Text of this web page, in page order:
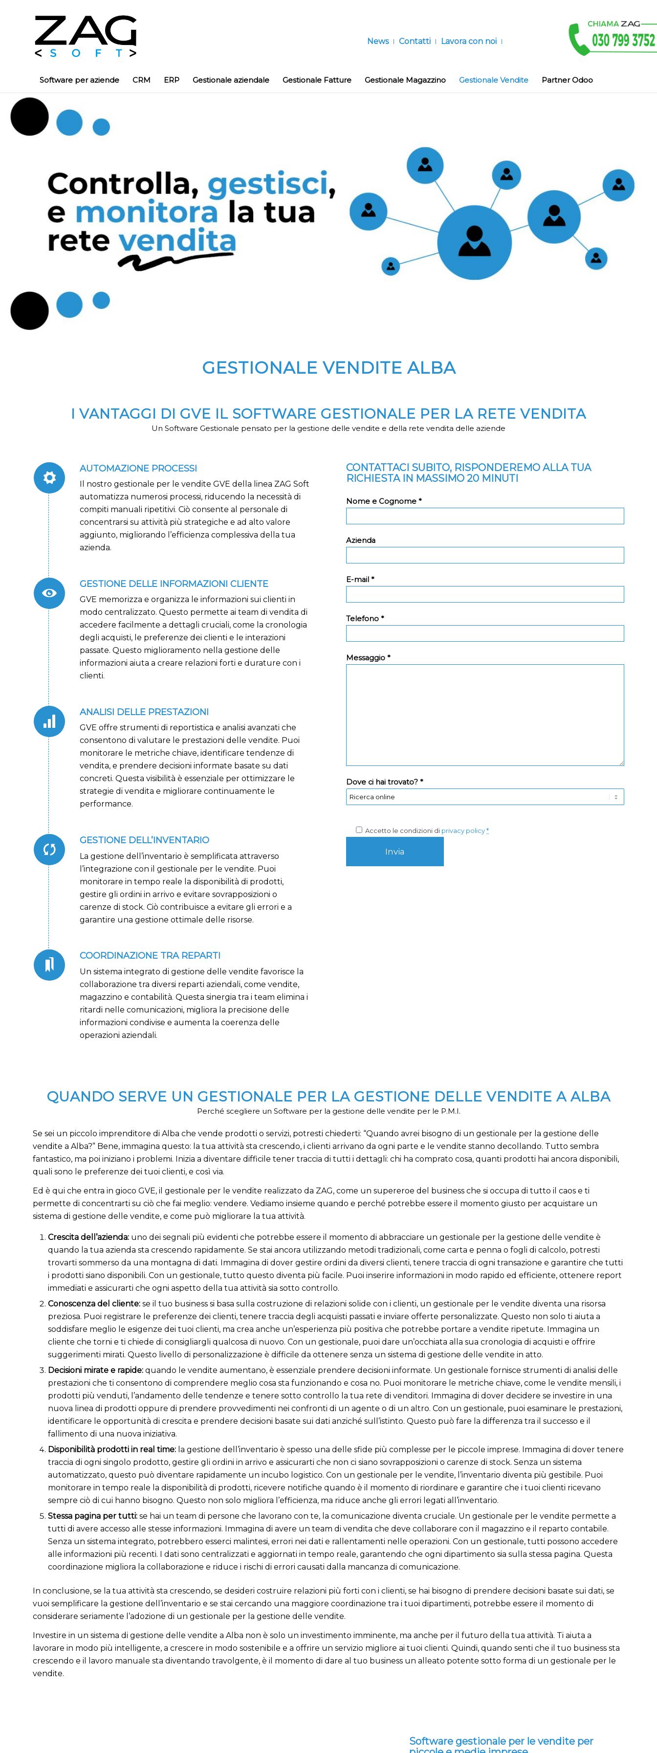
News Contatti Lavora con noi
Software per aziende CRM ERP Gestionale aziendale Gestionale Fatture Gestionale Magazzino Gestionale Vendite Partner Odoo
GESTIONALE VENDITE ALBA
I VANTAGGI DI GVE IL SOFTWARE GESTIONALE PER LA RETE VENDITA
Un Software Gestionale pensato per la gestione delle vendite e della rete vendita delle aziende
AUTOMAZIONE PROCESSI
Il nostro gestionale per le vendite GVE della linea ZAG Soft
automatizza numerosi processi, riducendo la necessità di
compiti manuali ripetitivi. Ciò consente al personale di
concentrarsi su attività più strategiche e ad alto valore
aggiunto, migliorando l’efficienza complessiva della tua
azienda.
GESTIONE DELLE INFORMAZIONI CLIENTE
GVE memorizza e organizza le informazioni sui clienti in
modo centralizzato. Questo permette ai team di vendita di
accedere facilmente a dettagli cruciali, come la cronologia
degli acquisti, le preferenze dei clienti e le interazioni
passate. Questo miglioramento nella gestione delle
informazioni aiuta a creare relazioni forti e durature con i
clienti.
ANALISI DELLE PRESTAZIONI
GVE offre strumenti di reportistica e analisi avanzati che
consentono di valutare le prestazioni delle vendite. Puoi
monitorare le metriche chiave, identificare tendenze di
vendita, e prendere decisioni informate basate su dati
concreti. Questa visibilità è essenziale per ottimizzare le
strategie di vendita e migliorare continuamente le
performance.
GESTIONE DELL’INVENTARIO
La gestione dell’inventario è semplificata attraverso
l’integrazione con il gestionale per le vendite. Puoi
monitorare in tempo reale la disponibilità di prodotti,
gestire gli ordini in arrivo e evitare sovrapposizioni o
carenze di stock. Ciò contribuisce a evitare gli errori e a
garantire una gestione ottimale delle risorse.
COORDINAZIONE TRA REPARTI
Un sistema integrato di gestione delle vendite favorisce la
collaborazione tra diversi reparti aziendali, come vendite,
magazzino e contabilità. Questa sinergia tra i team elimina i
ritardi nelle comunicazioni, migliora la precisione delle
informazioni condivise e aumenta la coerenza delle
operazioni aziendali.
CONTATTACI SUBITO, RISPONDEREMO ALLA TUA
RICHIESTA IN MASSIMO 20 MINUTI
Nome e Cognome *
Azienda
E-mail *
Telefono *
Messaggio *
Dove ci hai trovato? *
Accetto le condizioni di privacy policy *
QUANDO SERVE UN GESTIONALE PER LA GESTIONE DELLE VENDITE A ALBA
Perché scegliere un Software per la gestione delle vendite per le P.M.I.
Se sei un piccolo imprenditore di Alba che vende prodotti o servizi, potresti chiederti: “Quando avrei bisogno di un gestionale per la gestione delle
vendite a Alba?” Bene, immagina questo: la tua attività sta crescendo, i clienti arrivano da ogni parte e le vendite stanno decollando. Tutto sembra
fantastico, ma poi iniziano i problemi. Inizia a diventare difficile tener traccia di tutti i dettagli: chi ha comprato cosa, quanti prodotti hai ancora disponibili,
quali sono le preferenze dei tuoi clienti, e così via.
Ed è qui che entra in gioco GVE, il gestionale per le vendite realizzato da ZAG, come un supereroe del business che si occupa di tutto il caos e ti
permette di concentrarti su ciò che fai meglio: vendere. Vediamo insieme quando e perché potrebbe essere il momento giusto per acquistare un
sistema di gestione delle vendite, e come può migliorare la tua attività.
Crescita dell’azienda: uno dei segnali più evidenti che potrebbe essere il momento di abbracciare un gestionale per la gestione delle vendite è
quando la tua azienda sta crescendo rapidamente. Se stai ancora utilizzando metodi tradizionali, come carta e penna o fogli di calcolo, potresti
trovarti sommerso da una montagna di dati. Immagina di dover gestire ordini da diversi clienti, tenere traccia di ogni transazione e garantire che tutti
i prodotti siano disponibili. Con un gestionale, tutto questo diventa più facile. Puoi inserire informazioni in modo rapido ed efficiente, ottenere report
immediati e assicurarti che ogni aspetto della tua attività sia sotto controllo.
Conoscenza del cliente: se il tuo business si basa sulla costruzione di relazioni solide con i clienti, un gestionale per le vendite diventa una risorsa
preziosa. Puoi registrare le preferenze dei clienti, tenere traccia degli acquisti passati e inviare offerte personalizzate. Questo non solo ti aiuta a
soddisfare meglio le esigenze dei tuoi clienti, ma crea anche un’esperienza più positiva che potrebbe portare a vendite ripetute. Immagina un
cliente che torni e ti chiede di consigliargli qualcosa di nuovo. Con un gestionale, puoi dare un’occhiata alla sua cronologia di acquisti e offrire
suggerimenti mirati. Questo livello di personalizzazione è difficile da ottenere senza un sistema di gestione delle vendite in atto.
Decisioni mirate e rapide: quando le vendite aumentano, è essenziale prendere decisioni informate. Un gestionale fornisce strumenti di analisi delle
prestazioni che ti consentono di comprendere meglio cosa sta funzionando e cosa no. Puoi monitorare le metriche chiave, come le vendite mensili, i
prodotti più venduti, l’andamento delle tendenze e tenere sotto controllo la tua rete di venditori. Immagina di dover decidere se investire in una
nuova linea di prodotti oppure di prendere provvedimenti nei confronti di un agente o di un altro. Con un gestionale, puoi esaminare le prestazioni,
identificare le opportunità di crescita e prendere decisioni basate sui dati anziché sull’istinto. Questo può fare la differenza tra il successo e il
fallimento di una nuova iniziativa.
Disponibilità prodotti in real time: la gestione dell’inventario è spesso una delle sfide più complesse per le piccole imprese. Immagina di dover tenere
traccia di ogni singolo prodotto, gestire gli ordini in arrivo e assicurarti che non ci siano sovrapposizioni o carenze di stock. Senza un sistema
automatizzato, questo può diventare rapidamente un incubo logistico. Con un gestionale per le vendite, l’inventario diventa più gestibile. Puoi
monitorare in tempo reale la disponibilità di prodotti, ricevere notifiche quando è il momento di riordinare e garantire che i tuoi clienti ricevano
sempre ciò di cui hanno bisogno. Questo non solo migliora l’efficienza, ma riduce anche gli errori legati all’inventario.
Stessa pagina per tutti: se hai un team di persone che lavorano con te, la comunicazione diventa cruciale. Un gestionale per le vendite permette a
tutti di avere accesso alle stesse informazioni. Immagina di avere un team di vendita che deve collaborare con il magazzino e il reparto contabile.
Senza un sistema integrato, potrebbero esserci malintesi, errori nei dati e rallentamenti nelle operazioni. Con un gestionale, tutti possono accedere
alle informazioni più recenti. I dati sono centralizzati e aggiornati in tempo reale, garantendo che ogni dipartimento sia sulla stessa pagina. Questa
coordinazione migliora la collaborazione e riduce i rischi di errori causati dalla mancanza di comunicazione.
In conclusione, se la tua attività sta crescendo, se desideri costruire relazioni più forti con i clienti, se hai bisogno di prendere decisioni basate sui dati, se
vuoi semplificare la gestione dell’inventario e se stai cercando una maggiore coordinazione tra i tuoi dipartimenti, potrebbe essere il momento di
considerare seriamente l’adozione di un gestionale per la gestione delle vendite.
Investire in un sistema di gestione delle vendite a Alba non è solo un investimento imminente, ma anche per il futuro della tua attività. Ti aiuta a
lavorare in modo più intelligente, a crescere in modo sostenibile e a offrire un servizio migliore ai tuoi clienti. Quindi, quando senti che il tuo business sta
crescendo e il lavoro manuale sta diventando travolgente, è il momento di dare al tuo business un alleato potente sotto forma di un gestionale per le
vendite.
Software gestionale per le vendite per